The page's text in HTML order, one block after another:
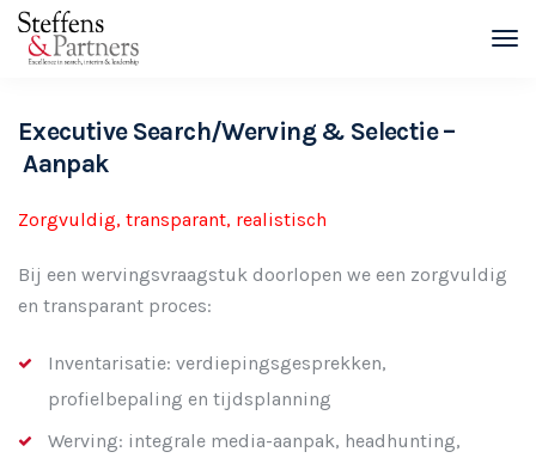
Executive Search/Werving & Selectie –
Aanpak
Zorgvuldig, transparant, realistisch
Bij een wervingsvraagstuk doorlopen we een zorgvuldig
en transparant proces:
Inventarisatie: verdiepingsgesprekken,
profielbepaling en tijdsplanning
Werving: integrale media-aanpak, headhunting,